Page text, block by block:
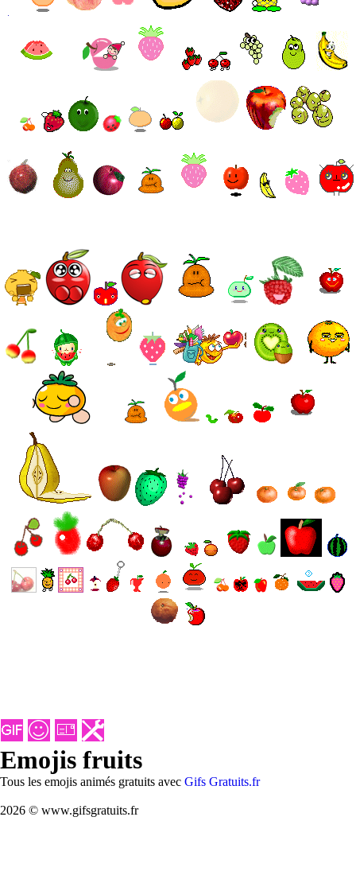
Emojis fruits
Tous les emojis animés gratuits avec Gifs Gratuits.fr
2026 © www.gifsgratuits.fr